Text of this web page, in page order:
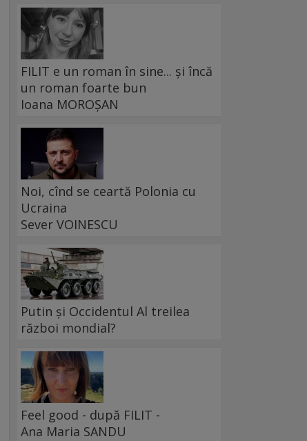
FILIT e un roman în sine... și încă
un roman foarte bun
Ioana MOROȘAN
Noi, cînd se ceartă Polonia cu
Ucraina
Sever VOINESCU
Putin și Occidentul Al treilea
război mondial?
Feel good - după FILIT -
Ana Maria SANDU